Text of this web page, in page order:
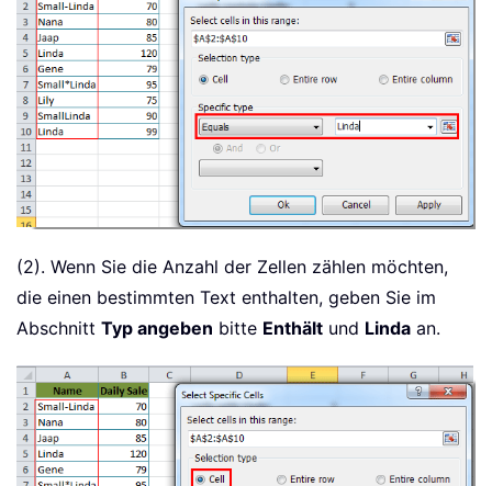
(2). Wenn Sie die Anzahl der Zellen zählen möchten,
die einen bestimmten Text enthalten, geben Sie im
Abschnitt Typ angeben bitte Enthält und Linda an.